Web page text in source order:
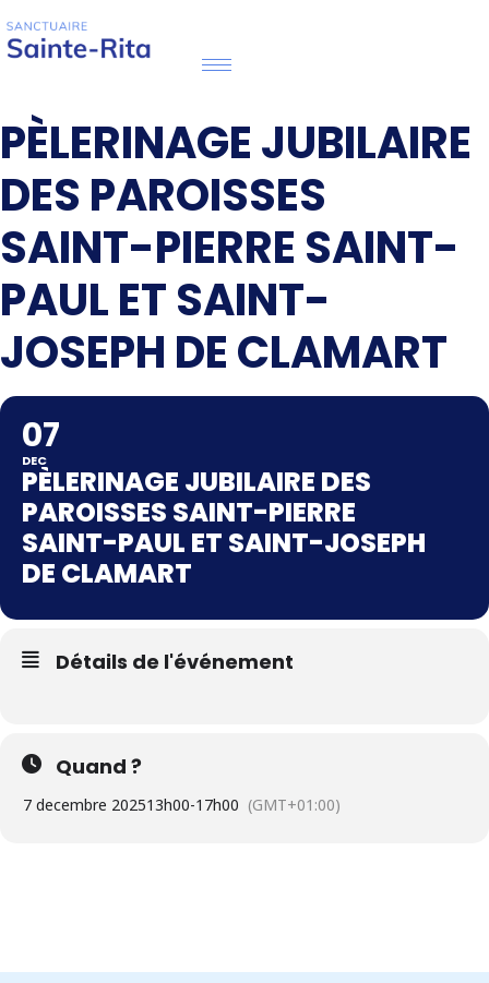
PÈLERINAGE JUBILAIRE
DES PAROISSES
SAINT-PIERRE SAINT-
PAUL ET SAINT-
JOSEPH DE CLAMART
07
DEC
PÈLERINAGE JUBILAIRE DES
PAROISSES SAINT-PIERRE
SAINT-PAUL ET SAINT-JOSEPH
DE CLAMART
Détails de l'événement
Quand ?
7 decembre 202513h00-17h00 (GMT+01:00)